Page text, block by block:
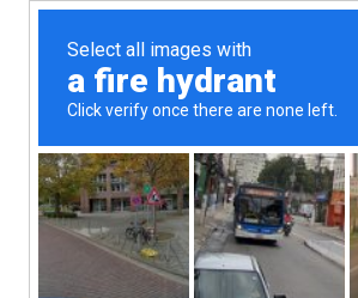
2bikers: travel diary
Головой в
Шане